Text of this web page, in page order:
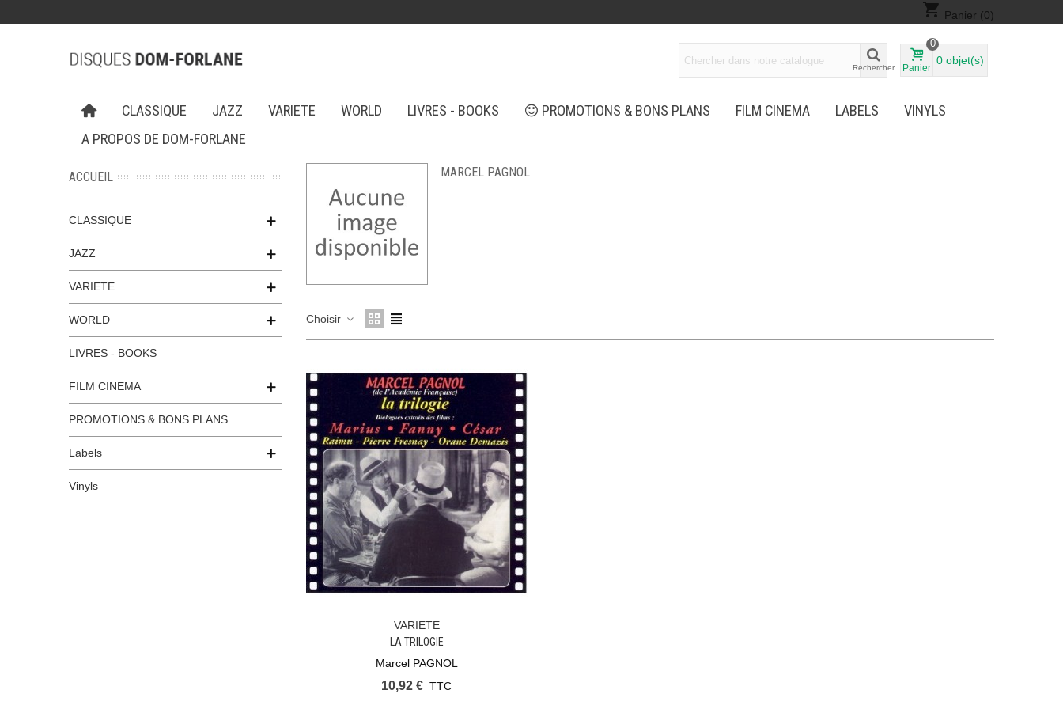
shopping_cart Panier (0)
Rechercher Panier
0
0 objet(s)
CLASSIQUE JAZZ VARIETE WORLD LIVRES - BOOKS PROMOTIONS & BONS PLANS FILM CINEMA LABELS
VINYLS
A PROPOS DE DOM-FORLANE
ACCUEIL
CLASSIQUE
JAZZ
VARIETE
WORLD
LIVRES - BOOKS
FILM CINEMA
PROMOTIONS & BONS PLANS
Labels
Vinyls
MARCEL PAGNOL
Choisir
Ajouter Au Panier
VARIETE
LA TRILOGIE
Marcel PAGNOL
10,92 € TTC